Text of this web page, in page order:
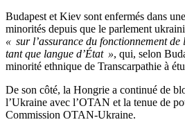
Budapest et Kiev sont enfermés dans
minorités depuis que le parlement
« sur l’assurance du fonctionnement
tant que langue d’État », qui, selon
minorité ethnique de Transcarpathie à
De son côté, la Hongrie a continué de
l’Ukraine avec l’OTAN et la tenue de
Commission OTAN-Ukraine.